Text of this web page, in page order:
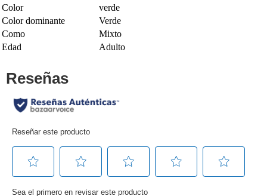
Color
verde
Color dominante
Verde
Como
Mixto
Edad
Adulto